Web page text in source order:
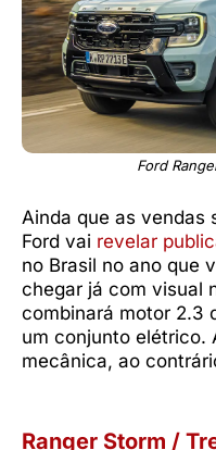
Ford
Ainda que as vendas
Ford vai revelar
no Brasil no ano que
chegar já com visual
combinará motor 2.3
um conjunto elétrico.
mecânica, ao
Ranger Storm /